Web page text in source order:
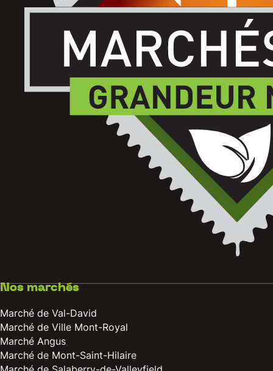
Nos marchés
Marché de Val-David
Marché de Ville Mont-Royal
Marché Angus
Marché de Mont-Saint-Hilaire